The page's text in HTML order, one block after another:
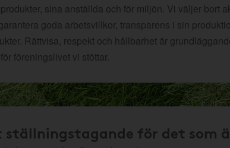
sina anställda och för miljön. Vi väljer bort
goda arbetsvillkor, transparens i sin
Rättvisa, respekt och hållbarhet är
föreningslivet vi stöttar.
ställningstagande för det som